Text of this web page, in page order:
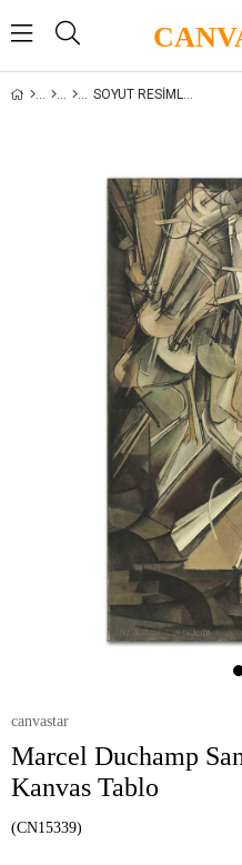
SOYUT RESIMLER
canvastar
Marcel Duchamp
Kanvas Tablo
(CN15339)